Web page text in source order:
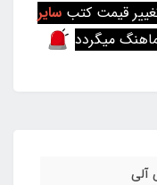
قیمت کتب سایر
میگردد
آلی